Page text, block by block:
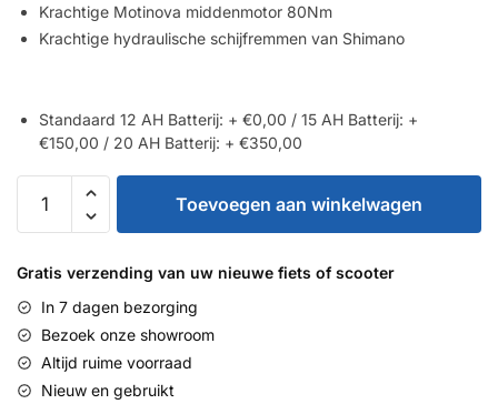
Krachtige Motinova middenmotor 80Nm
Krachtige hydraulische schijfremmen van Shimano
Standaard 12 AH Batterij: + €0,00 / 15 AH Batterij: +
€150,00 / 20 AH Batterij: + €350,00
Sportive
aantal
Toevoegen aan winkelwagen
Gratis verzending van uw nieuwe fiets of scooter
In 7 dagen bezorging
Bezoek onze showroom
Altijd ruime voorraad
Nieuw en gebruikt